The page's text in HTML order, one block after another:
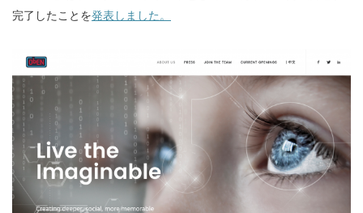
完了したことを発表しました。